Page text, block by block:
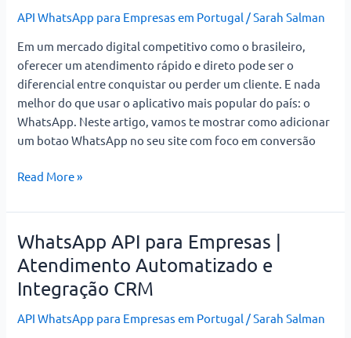
API WhatsApp para Empresas em Portugal /Sarah Salman
Em um mercado digital competitivo como o brasileiro,
oferecer um atendimento rápido e direto pode ser o
diferencial entre conquistar ou perder um cliente. E nada
melhor do que usar o aplicativo mais popular do país: o
WhatsApp. Neste artigo, vamos te mostrar como adicionar
um botao WhatsApp no seu site com foco em conversão
Conversões
Read More »
WhatsApp API para Empresas |
Atendimento Automatizado e
Integração CRM
API WhatsApp para Empresas em Portugal /Sarah Salman
WhatsApp
API
para
Empresas
|